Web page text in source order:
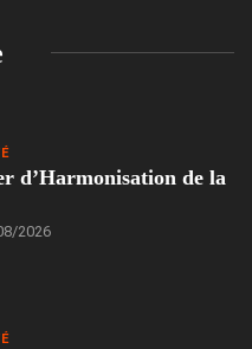
d’Harmonisation de la
2026